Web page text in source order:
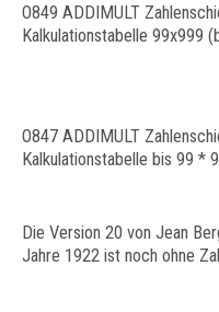
O849 ADDIMULT
Kalkulationstabelle 99x999
O847 ADDIMULT
Kalkulationstabelle bis 99 *
Die Version 20 von Jean
Jahre 1922 ist noch ohne